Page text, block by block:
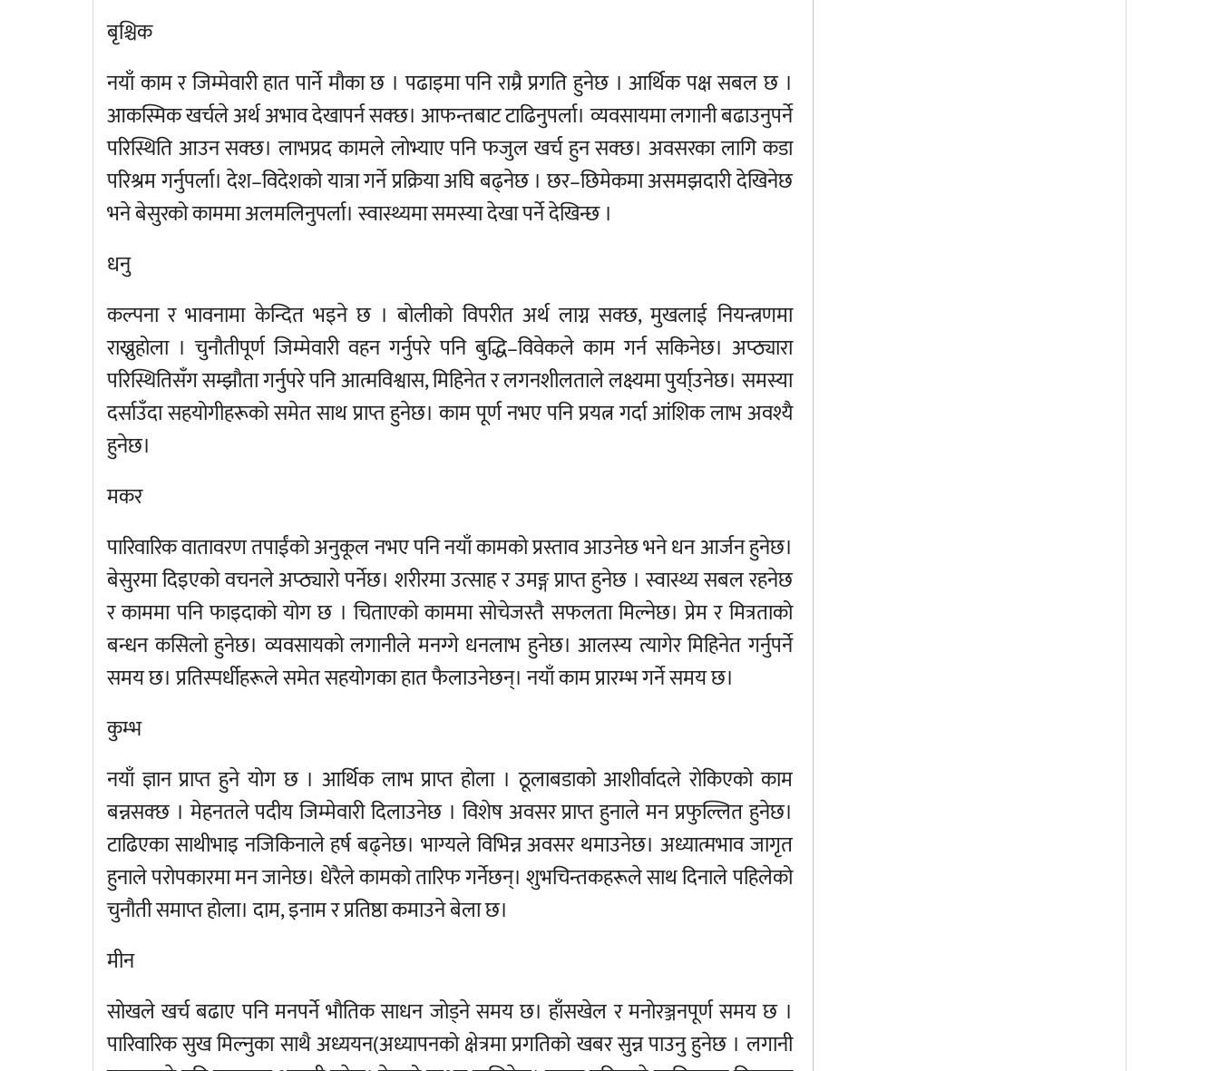
बृश्चिक
नयाँ काम र जिम्मेवारी हात पार्ने मौका छ । पढाइमा पनि राम्रै प्रगति हुनेछ । आर्थिक पक्ष सबल छ ।
आकस्मिक खर्चले अर्थ अभाव देखापर्न सक्छ। आफन्तबाट टाढिनुपर्ला। व्यवसायमा लगानी बढाउनुपर्ने
परिस्थिति आउन सक्छ। लाभप्रद कामले लोभ्याए पनि फजुल खर्च हुन सक्छ। अवसरका लागि कडा
परिश्रम गर्नुपर्ला। देश–विदेशको यात्रा गर्ने प्रक्रिया अघि बढ्नेछ । छर–छिमेकमा असमझदारी देखिनेछ
भने बेसुरको काममा अलमलिनुपर्ला। स्वास्थ्यमा समस्या देखा पर्ने देखिन्छ ।
धनु
कल्पना र भावनामा केन्दित भइने छ । बोलीको विपरीत अर्थ लाग्न सक्छ, मुखलाई नियन्त्रणमा
राख्नुहोला । चुनौतीपूर्ण जिम्मेवारी वहन गर्नुपरे पनि बुद्धि–विवेकले काम गर्न सकिनेछ। अप्ठ्यारा
परिस्थितिसँग सम्झौता गर्नुपरे पनि आत्मविश्वास, मिहिनेत र लगनशीलताले लक्ष्यमा पुर्या्उनेछ। समस्या
दर्साउँदा सहयोगीहरूको समेत साथ प्राप्त हुनेछ। काम पूर्ण नभए पनि प्रयत्न गर्दा आंशिक लाभ अवश्यै
हुनेछ।
मकर
पारिवारिक वातावरण तपाईंको अनुकूल नभए पनि नयाँ कामको प्रस्ताव आउनेछ भने धन आर्जन हुनेछ।
बेसुरमा दिइएको वचनले अप्ठ्यारो पर्नेछ। शरीरमा उत्साह र उमङ्ग प्राप्त हुनेछ । स्वास्थ्य सबल रहनेछ
र काममा पनि फाइदाको योग छ । चिताएको काममा सोचेजस्तै सफलता मिल्नेछ। प्रेम र मित्रताको
बन्धन कसिलो हुनेछ। व्यवसायको लगानीले मनग्गे धनलाभ हुनेछ। आलस्य त्यागेर मिहिनेत गर्नुपर्ने
समय छ। प्रतिस्पर्धीहरूले समेत सहयोगका हात फैलाउनेछन्। नयाँ काम प्रारम्भ गर्ने समय छ।
कुम्भ
नयाँ ज्ञान प्राप्त हुने योग छ । आर्थिक लाभ प्राप्त होला । ठूलाबडाको आशीर्वादले रोकिएको काम
बन्नसक्छ । मेहनतले पदीय जिम्मेवारी दिलाउनेछ । विशेष अवसर प्राप्त हुनाले मन प्रफुल्लित हुनेछ।
टाढिएका साथीभाइ नजिकिनाले हर्ष बढ्नेछ। भाग्यले विभिन्न अवसर थमाउनेछ। अध्यात्मभाव जागृत
हुनाले परोपकारमा मन जानेछ। धेरैले कामको तारिफ गर्नेछन्। शुभचिन्तकहरूले साथ दिनाले पहिलेको
चुनौती समाप्त होला। दाम, इनाम र प्रतिष्ठा कमाउने बेला छ।
मीन
सोखले खर्च बढाए पनि मनपर्ने भौतिक साधन जोड्ने समय छ। हाँसखेल र मनोरञ्जनपूर्ण समय छ ।
पारिवारिक सुख मिल्नुका साथै अध्ययन(अध्यापनको क्षेत्रमा प्रगतिको खबर सुन्न पाउनु हुनेछ । लगानी